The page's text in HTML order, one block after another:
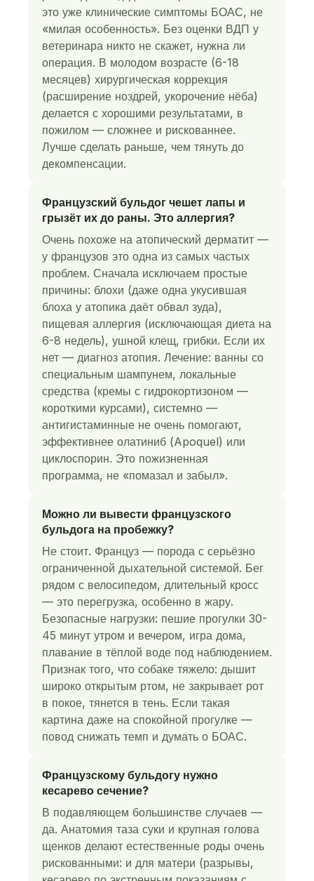
это уже клинические симптомы БОАС, не
«милая особенность». Без оценки ВДП у
ветеринара никто не скажет, нужна ли
операция. В молодом возрасте (6-18
месяцев) хирургическая коррекция
(расширение ноздрей, укорочение нёба)
делается с хорошими результатами, в
пожилом — сложнее и рискованнее.
Лучше сделать раньше, чем тянуть до
декомпенсации.
Французский бульдог чешет лапы и
грызёт их до раны. Это аллергия?
Очень похоже на атопический дерматит —
у французов это одна из самых частых
проблем. Сначала исключаем простые
причины: блохи (даже одна укусившая
блоха у атопика даёт обвал зуда),
пищевая аллергия (исключающая диета на
6-8 недель), ушной клещ, грибки. Если их
нет — диагноз атопия. Лечение: ванны со
специальным шампунем, локальные
средства (кремы с гидрокортизоном —
короткими курсами), системно —
антигистаминные не очень помогают,
эффективнее олатиниб (Apoquel) или
циклоспорин. Это пожизненная
программа, не «помазал и забыл».
Можно ли вывести французского
бульдога на пробежку?
Не стоит. Француз — порода с серьёзно
ограниченной дыхательной системой. Бег
рядом с велосипедом, длительный кросс
— это перегрузка, особенно в жару.
Безопасные нагрузки: пешие прогулки 30-
45 минут утром и вечером, игра дома,
плавание в тёплой воде под наблюдением.
Признак того, что собаке тяжело: дышит
широко открытым ртом, не закрывает рот
в покое, тянется в тень. Если такая
картина даже на спокойной прогулке —
повод снижать темп и думать о БОАС.
Французскому бульдогу нужно
кесарево сечение?
В подавляющем большинстве случаев —
да. Анатомия таза суки и крупная голова
щенков делают естественные роды очень
рискованными: и для матери (разрывы,